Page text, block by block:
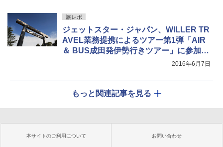
旅レポ
ジェットスター・ジャパン、WILLER TR
AVEL業務提携によるツアー第1弾「AIR
＆ BUS成田発伊勢行きツアー」に参加し
2016年6月7日
もっと関連記事を見る
本サイトのご利用について お問い合わせ